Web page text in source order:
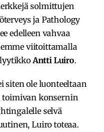
solmittujen
ja Pathology
edelleen vahvaa
viitoittamalla
Antti Luiro.
siten ole luonteeltaan
toimivan konsernin
selvä
Luiro toteaa.